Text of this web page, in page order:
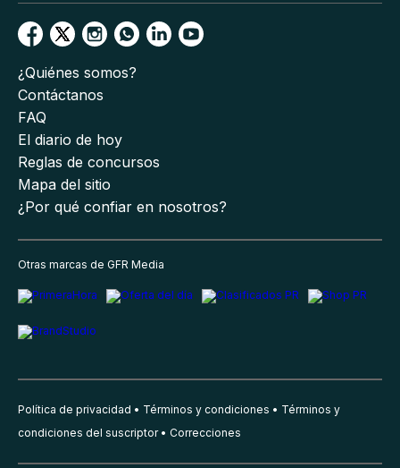
¿Quiénes somos?
Contáctanos
FAQ
El diario de hoy
Reglas de concursos
Mapa del sitio
¿Por qué confiar en nosotros?
Otras marcas de GFR Media
Política de privacidad Términos y condiciones
Términos y
condiciones del suscriptor
Correcciones